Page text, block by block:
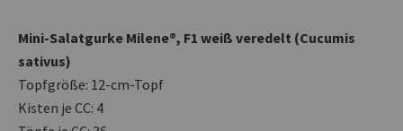
Mini-Salatgurke Milene®, F1 weiß veredelt (Cucumis
sativus)
Topfgröße: 12-cm-Topf
Kisten je CC: 4